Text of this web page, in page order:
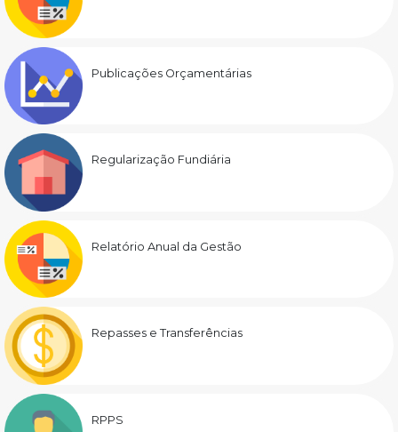
Publicações Orçamentárias
Regularização Fundiária
Relatório Anual da Gestão
Repasses e Transferências
RPPS